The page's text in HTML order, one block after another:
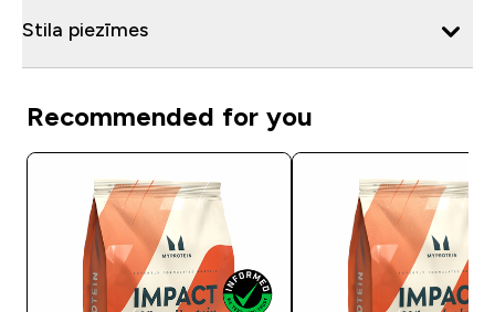
Stila piezīmes
Recommended for you